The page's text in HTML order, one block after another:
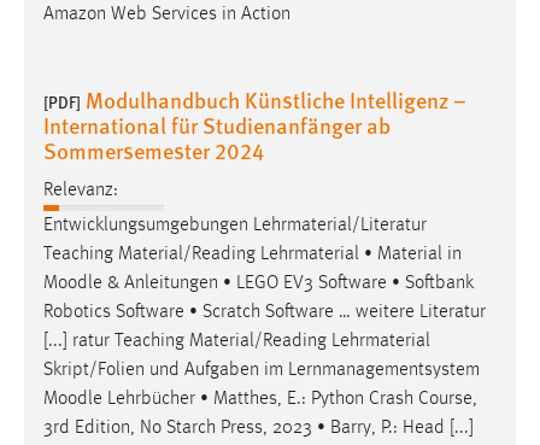
Amazon Web Services in Action
[PDF] Modulhandbuch Künstliche Intelligenz –
International für Studienanfänger ab
Sommersemester 2024
Relevanz:
Entwicklungsumgebungen Lehrmaterial/Literatur
Teaching Material/Reading Lehrmaterial • Material in
Moodle & Anleitungen • LEGO EV3 Software • Softbank
Robotics Software • Scratch Software … weitere Literatur
[...] ratur Teaching Material/Reading Lehrmaterial
Skript/Folien und Aufgaben im Lernmanagementsystem
Moodle Lehrbücher • Matthes, E.: Python Crash Course,
3rd Edition, No Starch Press, 2023 • Barry, P.: Head [...]